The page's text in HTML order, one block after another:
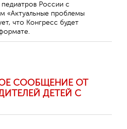
России с
«Актуальные проблемы
что Конгресс будет
СООБЩЕНИЕ ОТ
ДЕТЕЙ С